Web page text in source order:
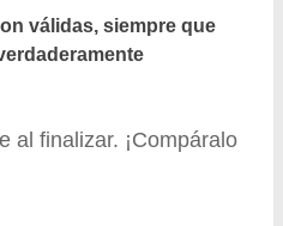
válidas, siempre que
al finalizar. ¡Compáralo